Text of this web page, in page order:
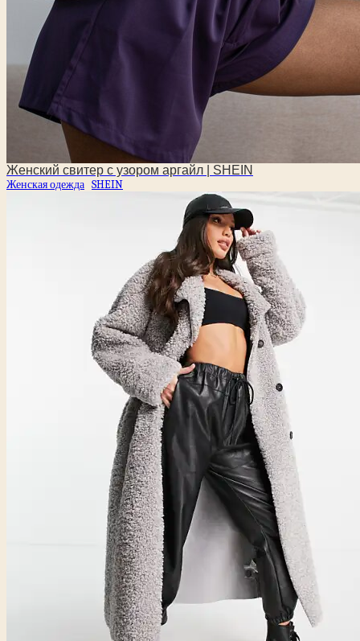
Женский свитер с узором аргайл | SHEIN
Женская одежда SHEIN